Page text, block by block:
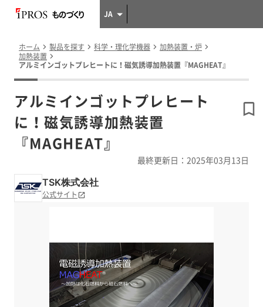
JA
ホーム 製品を探す 科学・理化学機器
加熱装置・炉
加熱装置
アルミインゴットプレヒートに！磁気誘導加熱装置『MAGHEAT』
アルミインゴットプレヒート
に！磁気誘導加熱装置
『MAGHEAT』
最終更新日：2025年03月13日
TSK株式会社
公式サイト